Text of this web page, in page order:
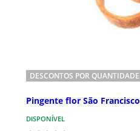
DESCONTOS POR QUANTIDADE
Pingente flor São Francisco
DISPONÍVEL